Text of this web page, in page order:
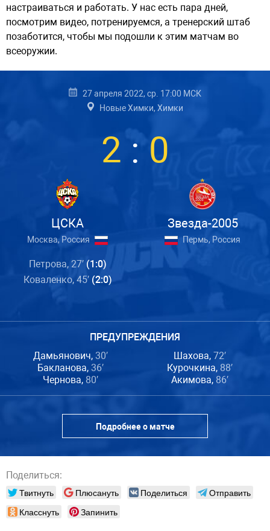
настраиваться и работать. У нас есть пара дней,
посмотрим видео, потренируемся, а тренерский штаб
позаботится, чтобы мы подошли к этим матчам во
всеоружии.
27 апреля 2022, ср. 17:00 МСК
Новые Химки, Химки
ЦСКА
Москва, Россия
2 : 0
Звезда-2005
Пермь, Россия
Петрова, 27′ (1:0)
Коваленко, 45′ (2:0)
ПРЕДУПРЕЖДЕНИЯ
Дамьянович, 30′
Бакланова, 36′
Чернова, 80′
Шахова, 72′
Курочкина, 88′
Акимова, 86′
Подробнее о матче
Поделиться:
Твитнуть Плюсануть Поделиться
Отправить
Класснуть
Запинить